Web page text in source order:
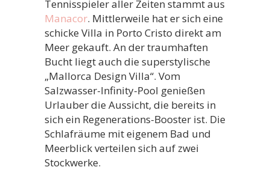
Tennisspieler aller Zeiten stammt aus
Manacor. Mittlerweile hat er sich eine
schicke Villa in Porto Cristo direkt am
Meer gekauft. An der traumhaften
Bucht liegt auch die superstylische
„Mallorca Design Villa“. Vom
Salzwasser-Infinity-Pool genießen
Urlauber die Aussicht, die bereits in
sich ein Regenerations-Booster ist. Die
Schlafräume mit eigenem Bad und
Meerblick verteilen sich auf zwei
Stockwerke.